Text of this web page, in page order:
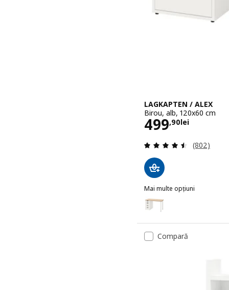
LAGKAPTEN / ALEX
Birou, alb, 120x60 cm
499,90lei
Preţ 499,90lei
Evaluare:
(802)
Mai multe opțiuni
LAGKAPTEN / ALEX
Opțiune: LAGKAPTEN /
Opțiune: LAGKAPTEN /
Opțiune: LAGKAPTEN,
Compară